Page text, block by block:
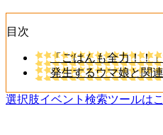
目次
「ごはんも全力！！
発生するウマ娘と関
選択肢イベント検索ツールは